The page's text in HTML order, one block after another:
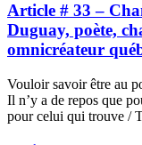
Article # 33 –
Duguay, poète,
omnicréateur
Vouloir savoir être au
Il n’y a de repos que
pour celui qui trouve /